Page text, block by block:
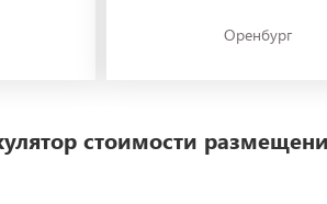
Оренбург
стоимости